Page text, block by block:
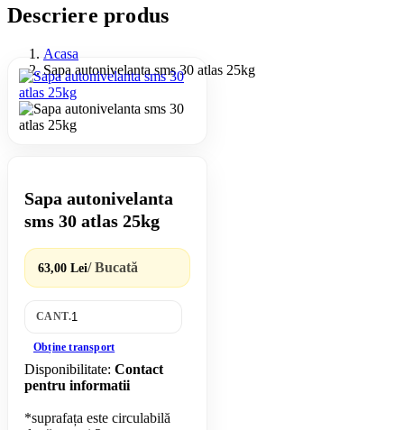
Descriere produs
Acasa
Sapa autonivelanta sms 30 atlas 25kg
Sapa autonivelanta
sms 30 atlas 25kg
63,00 Lei/ Bucată
CANT.
Obține transport
Disponibilitate: Contact
pentru informatii
*suprafața este circulabilă